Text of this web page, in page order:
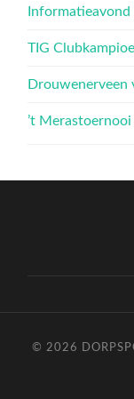
TIG
Drouwenerveen
’t
© 2026